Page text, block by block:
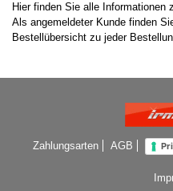
Hier finden Sie alle Informationen
Als angemeldeter Kunde finden
Bestellübersicht zu jeder
Zahlungsarten AGB